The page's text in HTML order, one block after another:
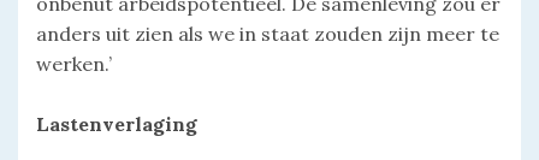
anders uit zien als we in staat zouden zijn meer te
werken.’
Lastenverlaging